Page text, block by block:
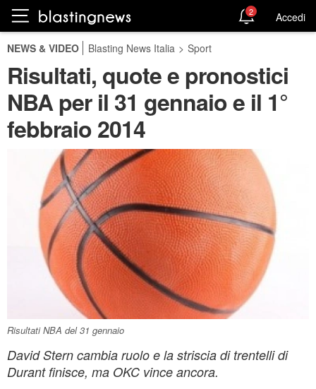
2 Accedi
NEWS & VIDEO Blasting News Italia > Sport
Risultati, quote e pronostici
NBA per il 31 gennaio e il 1°
febbraio 2014
Risultati NBA del 31 gennaio
David Stern cambia ruolo e la striscia di trentelli di
Durant finisce, ma OKC vince ancora.